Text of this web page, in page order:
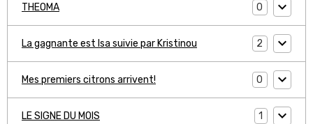
THEOMA 0
La gagnante est Isa suivie par Kristinou 2
Mes premiers citrons arrivent! 0
LE SIGNE DU MOIS 1